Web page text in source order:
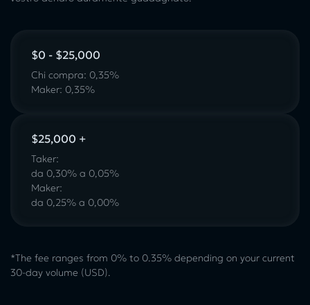
$0 - $25,000
Chi compra: 0,35%
Maker: 0,35%
$25,000 +
Taker:
da 0,30% a 0,05%
Maker:
da 0,25% a 0,00%
*The fee ranges from 0% to 0.35% depending on your current
30-day volume (USD).